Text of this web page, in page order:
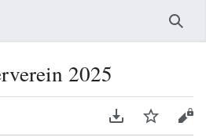
2025
PDF